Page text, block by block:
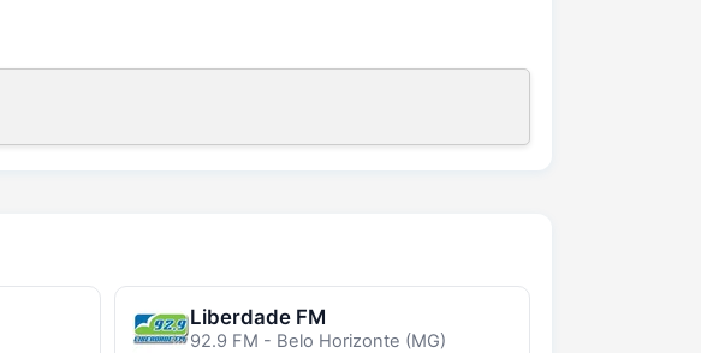
Liberdade FM
92.9 FM - Belo Horizonte (MG)